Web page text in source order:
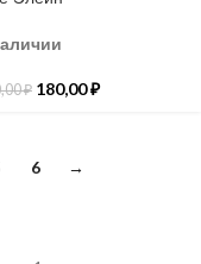
₽ 180,00₽
6 →